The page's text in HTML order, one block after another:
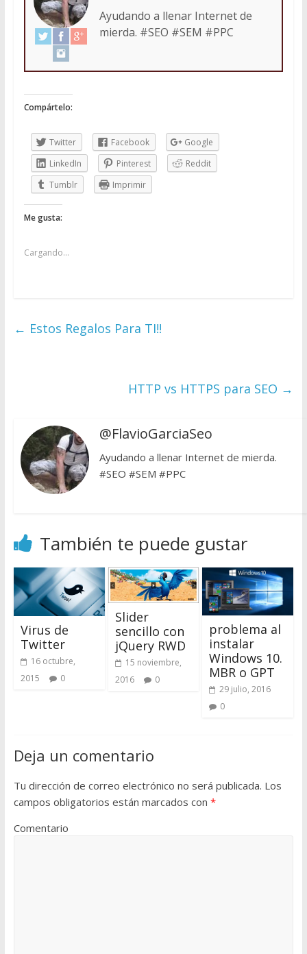
Ayudando a llenar Internet de
mierda. #SEO #SEM #PPC
Compártelo:
Twitter Facebook
Google
LinkedIn
Pinterest
Reddit
Tumblr
Imprimir
Me gusta:
Cargando...
← Estos Regalos Para TI!!
HTTP vs HTTPS para SEO →
@FlavioGarciaSeo
Ayudando a llenar Internet de mierda.
#SEO #SEM #PPC
También te puede gustar
Virus de
Twitter
16 octubre,
2015
0
Slider
sencillo con
jQuery RWD
15 noviembre,
2016
0
problema al
instalar
Windows 10.
MBR o GPT
29 julio, 2016
0
Deja un comentario
Tu dirección de correo electrónico no será publicada. Los
campos obligatorios están marcados con *
Comentario